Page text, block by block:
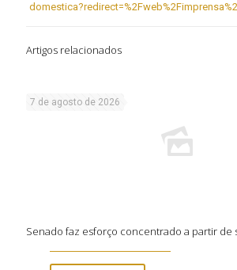
Artigos relacionados
7 de agosto de 2026
Senado faz esforço concentrado a partir de